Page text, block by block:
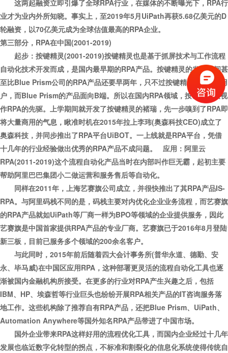
这两起融资立即引爆了全球RPA行业，在媒体的不断曝光下，RPA行
业才为业内外所知晓。事实上，至2019年5月UiPath再获5.68亿美元的D
轮融资，以70亿美元成为全球估值最高的RPA企业。
第三部分，RPA在中国(2001-2019)
起步：按键精灵(2001-2019)按键精灵也是基于抓屏技术与工作流程
自动化技术开发而成，是国内最早期的RPA产品。按键精灵的发布时间甚
至比Blue Prism公司的RPA产品还要早两年，只不过按键精灵面向C端用
户，而Blue Prism的产品面向B端。所以在国内RPA领域，按键精灵被视
作RPA的先驱。上学期间就开发了按键精灵的褚瑞，先一步嗅到了RPA即
将大量商用的气息，瞅准时机在2015年拉上李玮(奥森科技CEO)成立了
奥森科技，并同步推出了RPA平台UiBOT。一上线就是RPA平台，凭借
十几年的行业经验做出优秀的RPA产品不成问题。
应用：阿里云
RPA(2011-2019)这个流程自动化产品当时在内部叫作巨无霸，起初主要
帮助阿里巴巴集团小二做运营和服务售后等自动化。
同样在2011年，上海艺赛旗公司成立，并很快推出了其RPA产品IS-
RPA。与阿里码栈不同的是，码栈主要对内优化企业业务流程，而艺赛旗
的RPA产品就如UiPath等厂商一样为BPO等领域的企业提供服务，因此
艺赛旗是中国首家提供RPA产品的专业厂商。艺赛旗已于2016年8月登陆
新三板，目前已服务多个领域的200余名客户。
与此同时，2015年前后随着四大会计事务所(普华永道、德勤、安
永、毕马威)在中国区应用RPA，这种部署更灵活的流程自动化工具也逐
渐被国内金融机构所接受。在更多的行业对RPA产生兴趣之后，包括
IBM、HP、埃森哲等行业巨头也纷纷开展RPA相关产品的IT咨询服务落
地工作。这些机构除了推荐自有RPA产品，还把Blue Prism、UiPath、
Automation Anywhere等国外知名RPA产品带进了中国市场。
国外企业带来RPA这样好用的流程优化工具，而国内企业经过十几年
发展也临近数字化转型的拐点，不标准和割裂化的信息化系统使得传统自